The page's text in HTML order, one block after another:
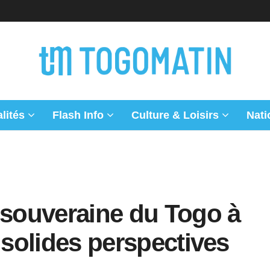
Flash Info Culture & Loisirs
du Togo à
solides perspectives